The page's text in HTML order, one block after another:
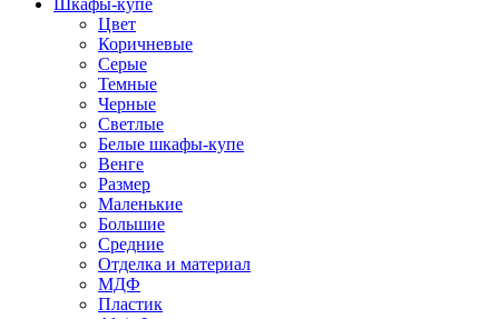
Шкафы-купе
Цвет
Коричневые
Серые
Темные
Черные
Светлые
Белые шкафы-купе
Венге
Размер
Маленькие
Большие
Средние
Отделка и материал
МДФ
Пластик